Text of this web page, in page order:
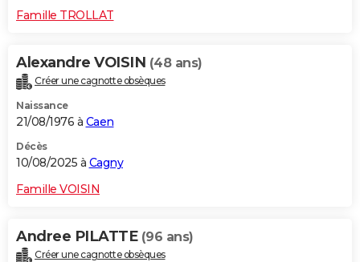
Famille TROLLAT
Alexandre VOISIN (48 ans)
Créer une cagnotte obsèques
Naissance
21/08/1976 à Caen
Décès
10/08/2025 à Cagny
Famille VOISIN
Andree PILATTE (96 ans)
Créer une cagnotte obsèques